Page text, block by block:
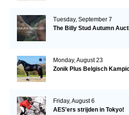
Tuesday, September 7
The Billy Stud Autumn
Monday, August 23
Zonik Plus Belgisch
Friday, August 6
AES'ers strijden in Tokyo!